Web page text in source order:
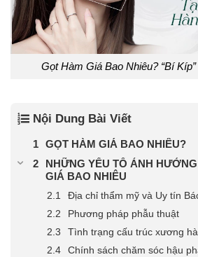
Gọt Hàm Giá Bao Nhiêu? “Bí
Nội Dung Bài Viết
GỌT HÀM GIÁ BAO NHIÊU?
NHỮNG YẾU TỐ ẢNH
GIÁ BAO NHIÊU
Địa chỉ thẩm mỹ và Uy tín
Phương pháp phẫu thuật
Tình trạng cấu trúc xương
Chính sách chăm sóc hậu